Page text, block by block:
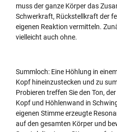
muss der ganze Körper das
Schwerkraft, Rückstellkraft der
eigenen Reaktion vermitteln.
vielleicht auch ohne.
Summloch: Eine Höhlung in
Kopf hineinzustecken und zu
Probieren treffen Sie den Ton,
Kopf und Höhlenwand in
eigenen Stimme erzeugte
auf den gesamten Körper und